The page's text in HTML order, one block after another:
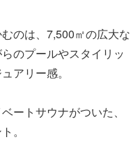
のは、7,500㎡の広大な
のプールやスタイリッ
アリー感。
ートサウナがついた、
。